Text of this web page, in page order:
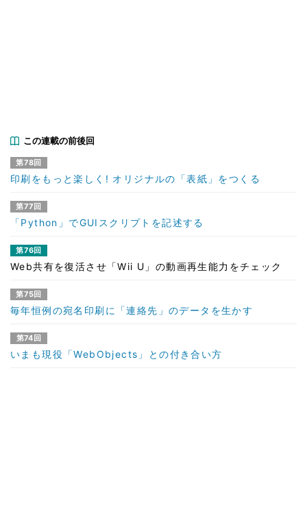
この連載の前後回
第78回
印刷をもっと楽しく! オリジナルの「表紙」をつくる
第77回
「Python」でGUIスクリプトを記述する
第76回
Web共有を復活させ「Wii U」の動画再生能力をチェック
第75回
毎年恒例の宛名印刷に「連絡先」のデータを生かす
第74回
いまも現役「WebObjects」との付き合い方